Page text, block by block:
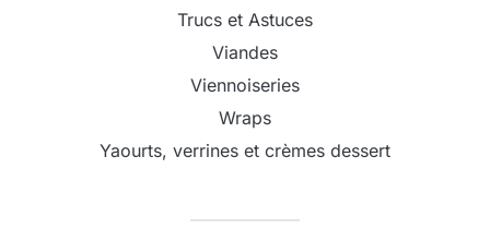
Trucs et Astuces
Viandes
Viennoiseries
Wraps
Yaourts, verrines et crèmes dessert